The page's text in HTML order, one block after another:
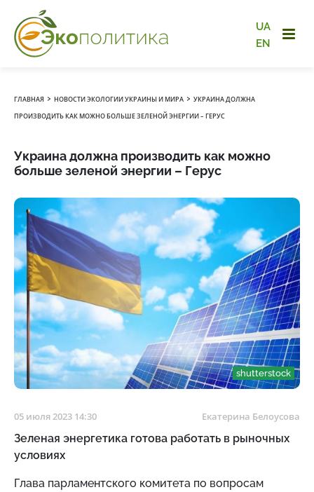
UA
EN
ГЛАВНАЯ › НОВОСТИ ЭКОЛОГИИ УКРАИНЫ И МИРА › УКРАИНА ДОЛЖНА
ПРОИЗВОДИТЬ КАК МОЖНО БОЛЬШЕ ЗЕЛЕНОЙ ЭНЕРГИИ – ГЕРУС
Украина должна производить как можно
больше зеленой энергии – Герус
shutterstock
05 июля 2023 14:30 Екатерина Белоусова
Зеленая энергетика готова работать в рыночных
условиях
Глава парламентского комитета по вопросам